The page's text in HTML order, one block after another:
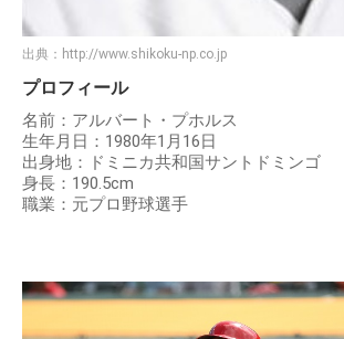
出典： http://www.shikoku-np.co.jp
プロフィール
名前：アルバート・プホルス
生年月日：1980年1月16日
出身地：ドミニカ共和国サントドミンゴ
身長：190.5cm
職業：元プロ野球選手